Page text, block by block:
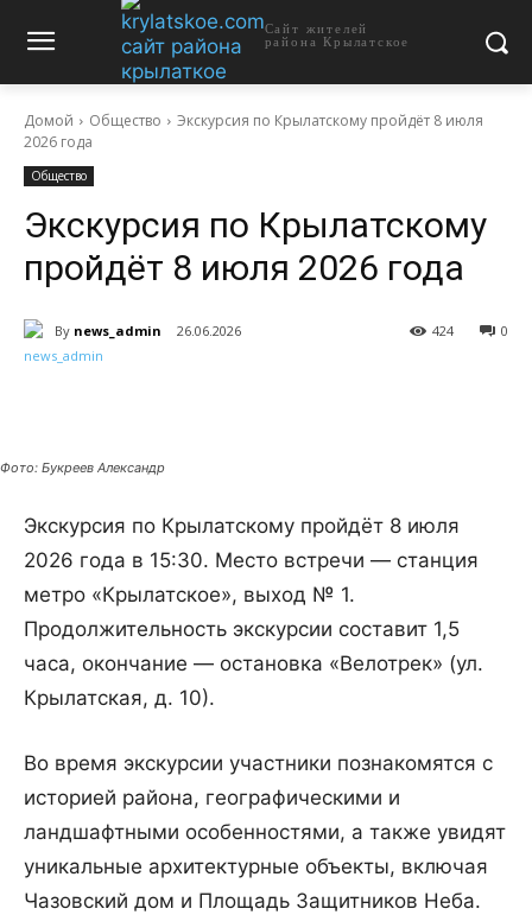
Сайт жителей
района Крылатское
Домой Общество
Экскурсия по Крылатскому пройдёт 8 июля
2026 года
Общество
Экскурсия по Крылатскому
пройдёт 8 июля 2026 года
By news_admin 26.06.2026 0
424
Фото: Букреев Александр
Экскурсия по Крылатскому пройдёт 8 июля
2026 года в 15:30. Место встречи — станция
метро «Крылатское», выход № 1.
Продолжительность экскурсии составит 1,5
часа, окончание — остановка «Велотрек» (ул.
Крылатская, д. 10).
Во время экскурсии участники познакомятся с
историей района, географическими и
ландшафтными особенностями, а также увидят
уникальные архитектурные объекты, включая
Чазовский дом и Площадь Защитников Неба.